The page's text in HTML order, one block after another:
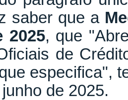
saber que a
2025, que
de
especifica",
de 2025.